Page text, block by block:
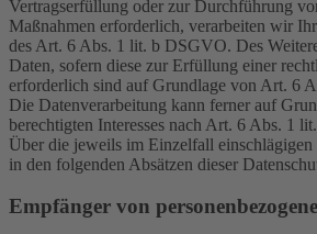
Vertragserfüllung oder zur Durchführung
Maßnahmen erforderlich, verarbeiten wir
des Art. 6 Abs. 1 lit. b DSGVO. Des
Daten, sofern diese zur Erfüllung einer
erforderlich sind auf Grundlage von Art. 6
Die Datenverarbeitung kann ferner auf
berechtigten Interesses nach Art. 6 Abs. 1
Über die jeweils im Einzelfall
in den folgenden Absätzen dieser
Empfänger von